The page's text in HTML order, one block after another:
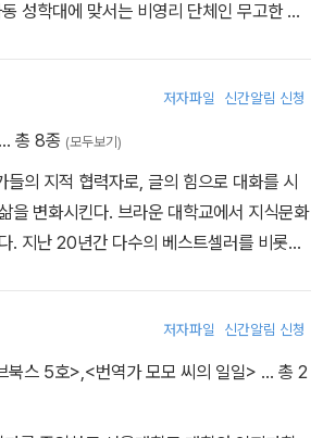
성학대에 맞서는 비영리 단체인 무고한 생
. 실전에서 활용할 수 있는 사회공학 훈련법
를 비롯한 여러 정부 기관과 전 세계의 보안
콘퍼런스를 주최하며, 사회공학 팟캐스트와
다. 많은 사람들이 사회공학을 이해할 수 있
구자들과 협력하고 있으며, 『사회공학과 휴
공격과 방어(Phishing Dark Waters : The
Sides of Malicious Emails)』 등 보
전문서들을 저술했다. 사회공학자가 비언어
다룬 책 『사회공학자의 가면을 벗기다(Un
저자파일 신간알림 신청
… 총 8종 (모두보기)
들의 지적 협력자로, 글의 힘으로 대화를 시
을 변화시킨다. 브라운 대학교에서 지식문화
. 지난 20년간 다수의 베스트셀러를 비롯하
한 내용을 볼 수 있다.
저자파일 신간알림 신청
북스 5호> <번역가 모모 씨의 일일> … 총 2